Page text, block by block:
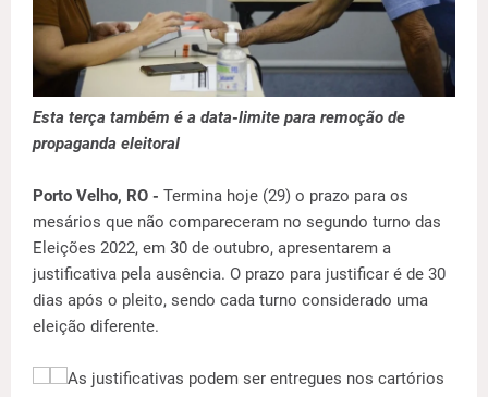
Esta terça também é a data-limite para remoção de
propaganda eleitoral
Porto Velho, RO - Termina hoje (29) o prazo para os
mesários que não compareceram no segundo turno das
Eleições 2022, em 30 de outubro, apresentarem a
justificativa pela ausência. O prazo para justificar é de 30
dias após o pleito, sendo cada turno considerado uma
eleição diferente.
As justificativas podem ser entregues nos cartórios